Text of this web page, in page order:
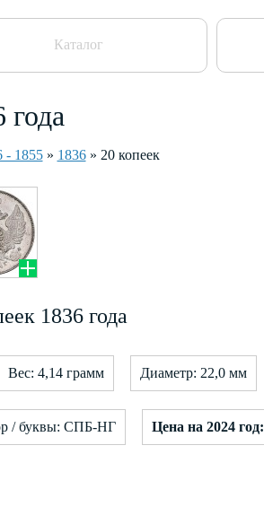
Каталог
года
- 1855» 1836» 20 копеек
1836 года
Вес: 4,14 грамм Диаметр: 22,0 мм
/ буквы: СПБ-НГ Цена на 2024 год: